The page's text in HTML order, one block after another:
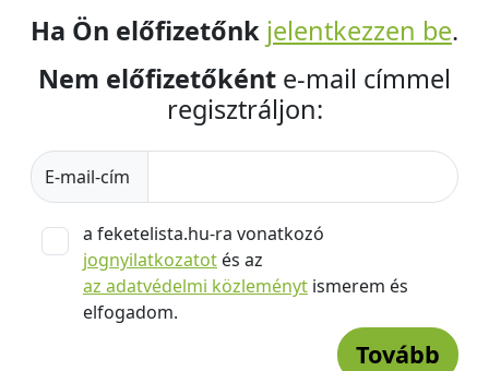
Ha Ön előfizetőnk jelentkezzen be.
Nem előfizetőként e-mail címmel
regisztráljon:
E-mail-cím
a feketelista.hu-ra vonatkozó
jognyilatkozatot és az
az adatvédelmi közleményt ismerem és
elfogadom.
Tovább